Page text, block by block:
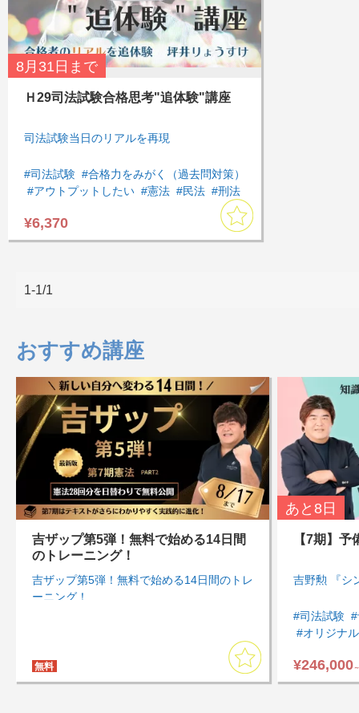
Ｈ29司法試験合格思考"追体験"講座
司法試験当日のリアルを再現
#司法試験 #合格力をみがく（過去問対策）
#アウトプットしたい #憲法 #民法 #刑法
#商法・会社法
#アウトプット #過去問
¥6,370
8月31日 まで
1-1/1
おすすめ講座
吉ザップ第5弾！無料で始める14日間
のトレーニング！
吉ザップ第5弾！無料で始める14日間のトレ
ーニング！
無料
【7期】
吉野勲 『シ
#司法試験
#オリジナ
#アウトプ
#まとめて
¥246,000 ～
あと 8日